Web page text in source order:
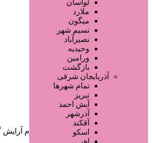
لواسان
ملارد
میگون
نسیم شهر
نصیرآباد
وحیدیه
ورامین
بازگشت
آذربایجان شرقی
تمام شهر‌ها
تبریز
آبش احمد
آذرشهر
آقکند
اسکو
طراحی سایت
صفحه اختصاصی
لیست سایتهای تبلیغاتی
دسته‌بندی‌ها
/ محصولات برچسب خورده “لوازم آرایش